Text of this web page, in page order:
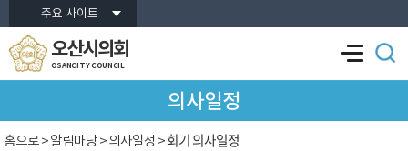
본문바로가기주요 사이트
오산시의회
OSANCITY COUNCIL
의사일정
홈으로> 알림마당 > 의사일정 >회기 의사일정